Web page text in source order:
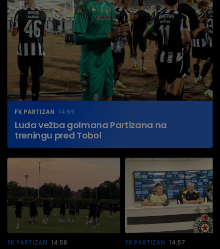
FK PARTIZAN 14:59
Luda vežba golmana Partizana na
treningu pred Tobol
FK PARTIZAN 14:58 FK PARTIZAN 14:57